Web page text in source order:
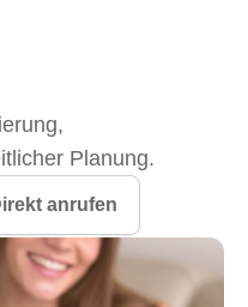
Planung.
anrufen